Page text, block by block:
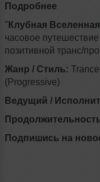
Подробнее
" Клубная Вселенная
часовое
позитивной транс/
Жанр / Стиль:
(Progressive)
Ведущий /
Подпишись на